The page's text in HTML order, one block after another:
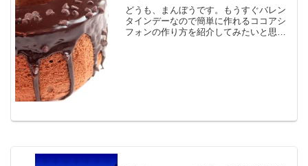
どうも、まんぼうです。もうすぐバレン
タインデーなので簡単に作れるココアシ
フォンの作り方を紹介してみたいと思い